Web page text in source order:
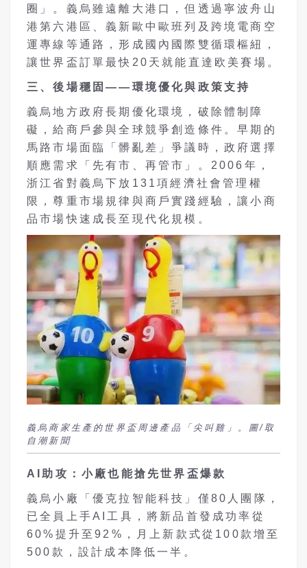
圈」。義烏雖遠離大港口，但透過寧波舟山
港第六港區、義新歐中歐班列及跨境電商空
運專線等通路，形成國內國際雙循環樞紐，
讓世界盃訂單最快20天就能直達欧美賽場。
三、後場穩固——環境優化與政策支持
義烏地方政府長期優化環境，破除體制障
礙，給商戶參與全球競爭創造條件。早期的
馬路市場面臨「髒亂差」爭議時，政府選擇
順應需求「先有市、再管市」。2006年，
浙江省對義烏下放131項經濟社會管理權
限，尊重市場規律與商戶實踐經驗，讓小商
品市場快速成長至現代化規模。
義烏商家生產的世界盃周邊產品「尖叫雞」。圖/取
自潮新聞
AI助攻：小廠也能搶先世界盃爆款
義烏小廠「優克拉智能科技」僅80人團隊，
已全員上手AI工具，將新品首發成功率從
60%提升至92%，月上新款式從100款增至
500款，設計成本降低一半。